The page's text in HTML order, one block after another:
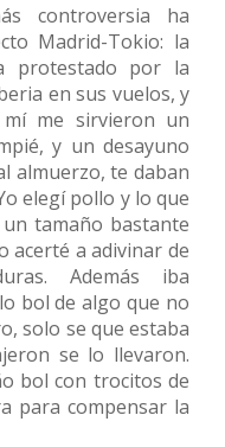
controversia ha
Madrid-Tokio: la
protestado por la
en sus vuelos, y
me sirvieron un
y un desayuno
almuerzo, te daban
elegí pollo y lo que
tamaño bastante
acerté a adivinar de
Además iba
bol de algo que no
solo se que estaba
se lo llevaron.
bol con trocitos de
para compensar la